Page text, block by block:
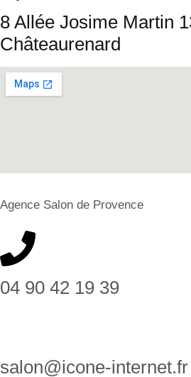
8 Allée Josime Martin
Châteaurenard
Agence Salon de Provence
04 90 42 19 39
salon@icone-internet.fr